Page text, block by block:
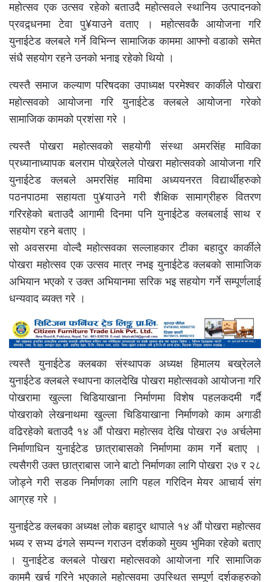
महोत्सव एक उत्सव रहेको बताउदै महोत्सवले स्थानिय उत्पादनको
प्रवद्र्धनमा टेवा पु¥याउने वताए । महोत्सवकै आयोजना गरि
युनाईटेड क्लबले गर्ने विभिन्न सामाजिक काममा आफ्नो वडाको समेत
संधै सहयोग रहने उनको भनाइ रहेको थियो ।
त्यस्तै समाज कल्याण परिषदका उपाध्यक्ष परमेश्वर कार्कीले पोखरा
महोत्सवको आयोजना गरि युनाईटेड क्लबले आयोजना गरेको
सामाजिक कामको प्रशंसा गरे ।
त्यस्तै पोखरा महोत्सवको सहयोगी संस्था अमरसिंह माविका
प्रध्यानाध्यापक बलराम पोख्रेलले पोखरा महोत्सवको आयोजना गरि
युनाईटेड क्लबले अमरसिंह माविमा अध्ययनरत विद्यार्थीहरुको
पठनपाठमा सहायता पु¥याउने गरी शैक्षिक सामाग्रीहरु वितरण
गरिरहेको बताउदै आगामी दिनमा पनि युनाईटेड क्लबलाई साथ र
सहयोग रहने बताए ।
सो अवसरमा वोल्दै महोत्सवका सल्लाहकार टीका बहादुर कार्कीले
पोखरा महोत्सव एक उत्सव मात्र नभइ युनाईटेड क्लबको सामाजिक
अभियान भएको र उक्त अभियानमा सरिक भइ सहयोग गर्ने सम्पूर्णलाई
धन्यवाद ब्यक्त गरे ।
त्यस्तै युनाईटेड क्लबका संस्थापक अध्यक्ष हिमालय बख्रेलले
युनाईटेड क्लबले स्थापना कालदेखि पोखरा महोत्सवको आयोजना गरि
पोखरामा खुल्ला चिडियाखाना निर्माणमा विशेष पहलकदमी गर्दै
पोखराको लेखनाथमा खुल्ला चिडियाखाना निर्माणको काम अगाडी
वढिरहेको बताउदै १४ औं पोखरा महोत्सव देखि पोखरा २७ अर्चलेमा
निर्माणाधिन युनाईटेड छात्राबासको निर्माणमा काम गर्ने बताए ।
त्यसैगरी उक्त छात्राबास जाने बाटो निर्माणका लागि पोखरा २७ र २८
जोड्ने गरी सडक निर्माणका लागि पहल गरिदिन मेयर आचार्य संग
आग्रह गरे ।
युनाईटेड क्लबका अध्यक्ष लोक बहादुर थापाले १४ औं पोखरा महोत्सव
भब्य र सभ्य ढंगले सम्पन्न गराउन दर्शकको मुख्य भुमिका रहेको बताए
। युनाईटेड क्लबले पोखरा महोत्सवको आयोजना गरि सामाजिक
काममै खर्च गरिने भएकाले महोत्सवमा उपस्थित सम्पूर्ण दर्शकहरुको